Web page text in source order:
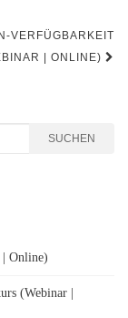
VERFÜGBARKEIT
| ONLINE)
SUCHEN
Online)
(Webinar |